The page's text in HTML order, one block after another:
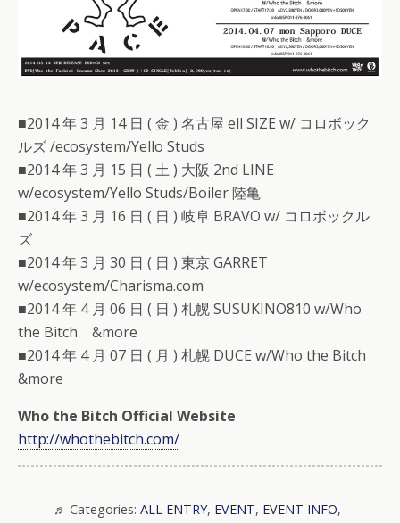
■2014 年 3 月 14 日 ( 金 ) 名古屋 ell SIZE w/ コロボック
ルズ /ecosystem/Yello Studs
■2014 年 3 月 15 日 ( 土 ) 大阪 2nd LINE
w/ecosystem/Yello Studs/Boiler 陸亀
■2014 年 3 月 16 日 ( 日 ) 岐阜 BRAVO w/ コロボックル
ズ
■2014 年 3 月 30 日 ( 日 ) 東京 GARRET
w/ecosystem/Charisma.com
■2014 年 4 月 06 日 ( 日 ) 札幌 SUSUKINO810 w/Who
the Bitch &more
■2014 年 4 月 07 日 ( 月 ) 札幌 DUCE w/Who the Bitch
&more
Who the Bitch Official Website
http://whothebitch.com/
Categories: ALL ENTRY, EVENT, EVENT INFO,